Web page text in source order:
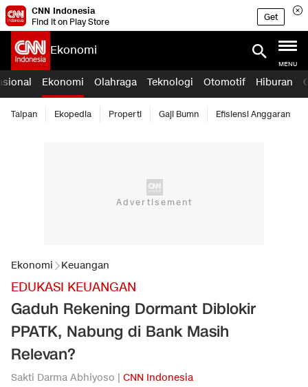
CNN Indonesia
Find it on Play Store
Get
Ekonomi
MENU
Ekonomi Olahraga Teknologi Otomotif Hiburan
Taipan Ekopedia Properti Gaji Bumn Efisiensi Anggaran
Ekonomi Keuangan
EDUKASI KEUANGAN
Gaduh Rekening Dormant Diblokir
PPATK, Nabung di Bank Masih
Relevan?
Sakti Darma Abhiyoso | CNN Indonesia